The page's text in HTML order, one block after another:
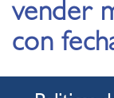
vender
con
02.09.2020